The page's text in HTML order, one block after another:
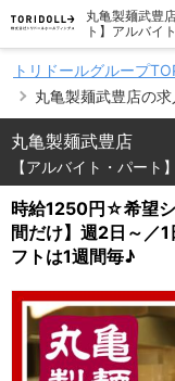
丸亀製麺武豊
ト】アルバイ
トリドールグループ
丸亀製麺武豊店の求
丸亀製麺武豊店
【アルバイト・パー
時給1250円☆希望
間だけ】週2日～／
フトは1週間毎♪